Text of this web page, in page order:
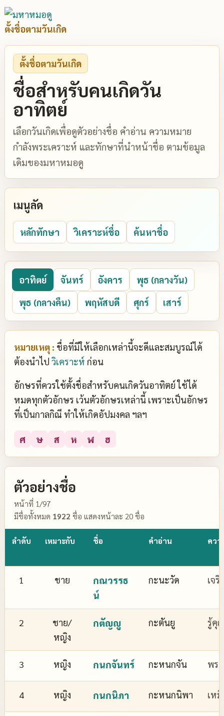
ตั้งชื่อตามวันเกิด
ตั้งชื่อตามวันเกิด
ชื่อสำหรับคนเกิดวัน
อาทิตย์
เลือกวันเกิดเพื่อดูตัวอย่างชื่อ คำอ่าน ความหมาย
กำลังพระเคราะห์ และทักษาที่นำหน้าชื่อ ตามข้อมูล
เดิมของมหาหมอดู
เมนูลัด
หลักทักษา วิเคราะห์ชื่อ ค้นหาชื่อ
อาทิตย์ จันทร์ อังคาร
พุธ (กลางวัน)
พุธ (กลางคืน)
พฤหัสบดี ศุกร์ เสาร์
หมายเหตุ : ชื่อที่มีให้เลือกเหล่านี้จะดีและสมบูรณ์ได้
ต้องนำไป วิเคราะห์ ก่อน
อักษรที่ควรใช้ตั้งชื่อสำหรับคนเกิดวันอาทิตย์ ใช้ได้
หมดทุกตัวอักษร เว้นตัวอักษรเหล่านี้ เพราะเป็นอักษร
ที่เป็นกาลกิณี ทำให้เกิดอัปมงคล ฯลฯ
ศ ษ ส ห ฬ ฮ
ตัวอย่างชื่อ
หน้าที่ 1/97
มีชื่อทั้งหมด 1922 ชื่อ แสดงหน้าละ 20 ชื่อ
ลำดับ เหมาะกับ ชื่อ คำอ่าน คว
1 ชาย
กณวรรธ
น์
กะนะวัด เจ
2
ชาย/
หญิง
กตัญญู กะตันยู รู้คุ
3 หญิง กนกจันทร์ กะหนกจัน พร
4 หญิง กนกนิภา กะหนกนิพา เห